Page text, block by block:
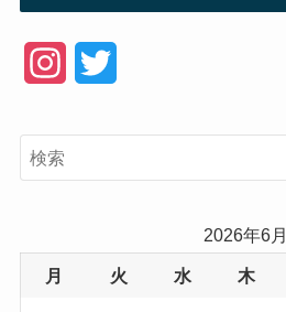
e
2026年6月
月 火 水 木